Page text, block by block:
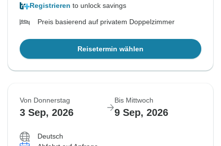
Registrieren to unlock savings
Preis basierend auf privatem Doppelzimmer
Reisetermin wählen
Von Donnerstag
3 Sep, 2026
Bis Mittwoch
9 Sep, 2026
Deutsch